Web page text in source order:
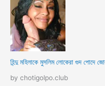
হিন্দু মহিলাকে মুসলিম লোকেরা গুদ পোদে
by chotigolpo.club